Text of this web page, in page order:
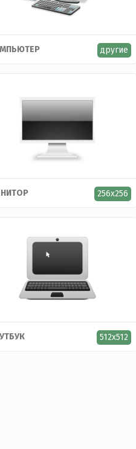
другие
256x256
512x512